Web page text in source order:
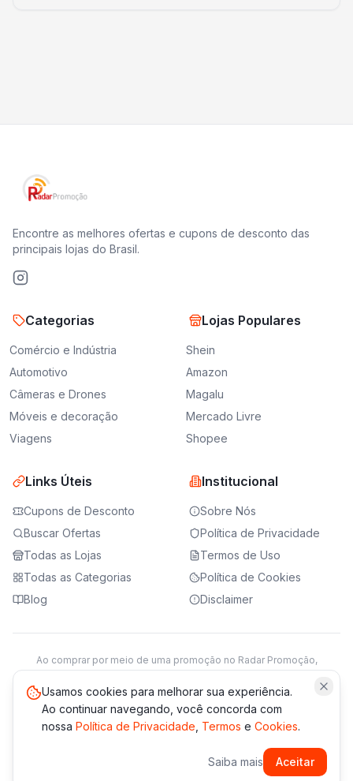
Encontre as melhores ofertas e cupons de desconto das
principais lojas do Brasil.
Categorias
Comércio e Indústria
Automotivo
Câmeras e Drones
Móveis e decoração
Viagens
Lojas Populares
Shein
Amazon
Magalu
Mercado Livre
Shopee
Links Úteis
Cupons de Desconto
Buscar Ofertas
Todas as Lojas
Todas as Categorias
Blog
Institucional
Sobre Nós
Política de Privacidade
Termos de Uso
Política de Cookies
Disclaimer
Ao comprar por meio de uma promoção no Radar Promoção,
Saiba mais
*Os preços e disponibilidade podem variar. Verifique sempre
Usamos cookies para melhorar sua experiência.
Ao continuar navegando, você concorda com
nossa Política de Privacidade Termos e Cookies.
Saiba mais Aceitar